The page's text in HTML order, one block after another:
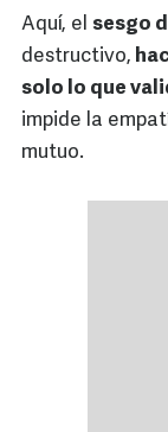
Aquí, el sesgo
destructivo,
solo lo que
impide la
mutuo.